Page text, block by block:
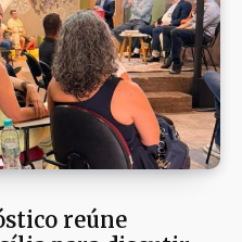
reúne